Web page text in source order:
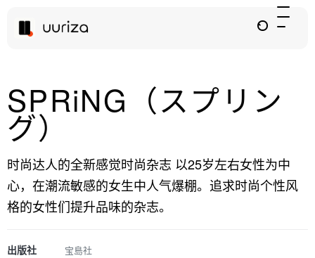
SPRiNG（スプリン
グ）
时尚达人的全新感觉时尚杂志 以25岁左右女性为中
心，在潮流敏感的女生中人气爆棚。追求时尚个性风
格的女性们提升品味的杂志。
出版社 宝島社